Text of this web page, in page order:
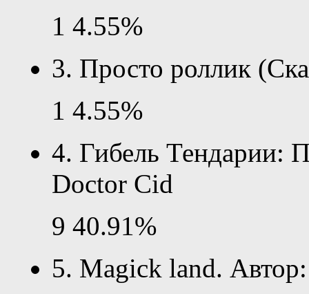
1 4.55%
3. Просто роллик
1 4.55%
4. Гибель Тендарии:
Doctor Cid
9 40.91%
5. Magick land.